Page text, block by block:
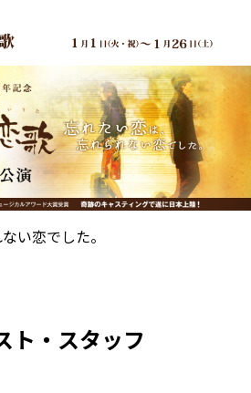
い恋でした。
ト・スタッフ